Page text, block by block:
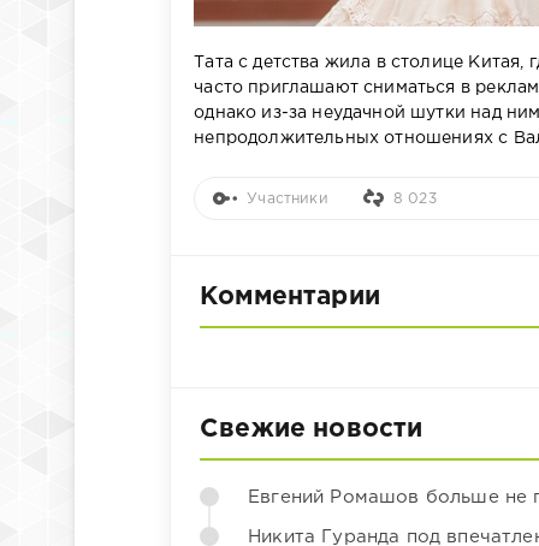
Тата с детства жила в столице
часто приглашают сниматься в
однако из-за неудачной шутки над
непродолжительных отношениях с
Участники 8 023
Комментарии
Свежие новости
Евгений Ромашов больше не
Никита Гуранда под